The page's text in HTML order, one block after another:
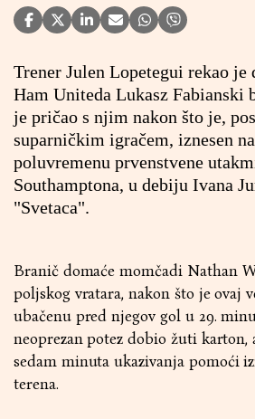
Trener Julen Lopetegui rekao je
Ham Uniteda Lukasz Fabianski
je pričao s njim nakon što je,
suparničkim igračem, iznesen
poluvremenu prvenstvene
Southamptona, u debiju Ivana
"Svetaca".
Branič domaće momčadi Nathan
poljskog vratara, nakon što je ovaj
ubačenu pred njegov gol u 29.
neoprezan potez dobio žuti karton,
sedam minuta ukazivanja pomoći
terena.